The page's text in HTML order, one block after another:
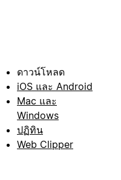
ดาวน์โหลด
iOS และ Android
Mac และ
Windows
ปฏิทิน
Web Clipper